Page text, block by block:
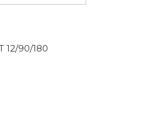
12/90/180